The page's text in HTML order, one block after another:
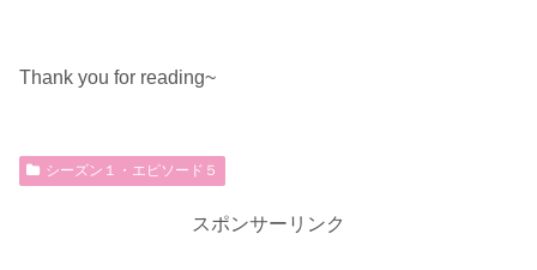
Thank you for reading~
シーズン１・エピソード５
スポンサーリンク